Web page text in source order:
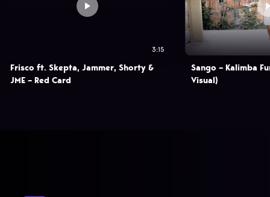
3:15
Frisco ft. Skepta, Jammer, Shorty &
JME – Red Card
Sango – Kalimba
Visual)